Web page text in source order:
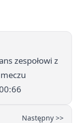
zespołowi z
Następny >>